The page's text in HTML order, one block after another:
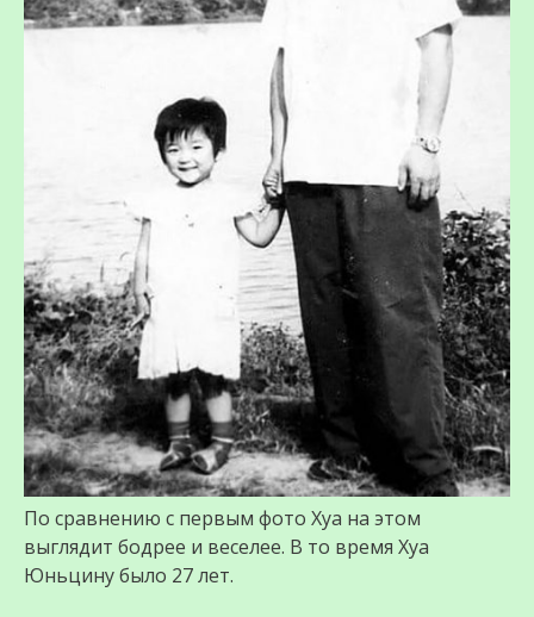
По сравнению с первым фото Хуа на этом
выглядит бодрее и веселее. В то время Хуа
Юньцину было 27 лет.